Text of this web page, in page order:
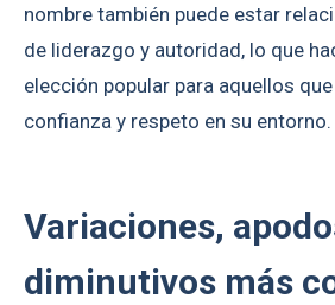
nombre también puede estar
de liderazgo y autoridad, lo que
elección popular para aquellos
confianza y respeto en su entorno.
Variaciones,
diminutivos más